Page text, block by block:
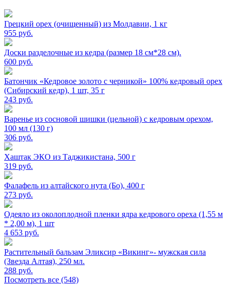
Грецкий орех (очищенный) из Молдавии, 1 кг
955 руб.
Доски разделочные из кедра (размер 18 см*28 см).
600 руб.
Батончик «Кедровое золото с черникой» 100% кедровый орех
(Сибирский кедр), 1 шт, 35 г
243 руб.
Варенье из сосновой шишки (цельной) с кедровым орехом,
100 мл (130 г)
306 руб.
Хаштак ЭКО из Таджикистана, 500 г
319 руб.
Фалафель из алтайского нута (Бо), 400 г
273 руб.
Одеяло из околоплодной пленки ядра кедрового ореха (1,55 м
* 2,00 м), 1 шт
4 653 руб.
Растительный бальзам Эликсир «Викинг»- мужская сила
(Звезда Алтая), 250 мл.
288 руб.
Посмотреть все (548)